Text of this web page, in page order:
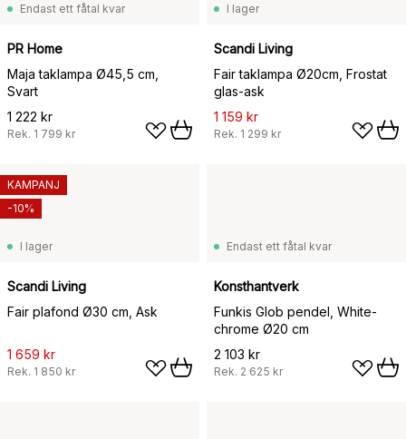
Endast ett fåtal kvar
PR Home
Maja taklampa Ø45,5 cm,
Svart
1 222 kr
Rek. 1 799 kr
I lager
Scandi Living
Fair taklampa Ø20cm, Frostat
glas-ask
1 159 kr
Rek. 1 299 kr
I lager
Scandi Living
Fair plafond Ø30 cm, Ask
1 659 kr
Rek. 1 850 kr
KAMPANJ
-10%
Endast ett fåtal kvar
Konsthantverk
Funkis Glob pendel, White-
chrome Ø20 cm
2 103 kr
Rek. 2 625 kr